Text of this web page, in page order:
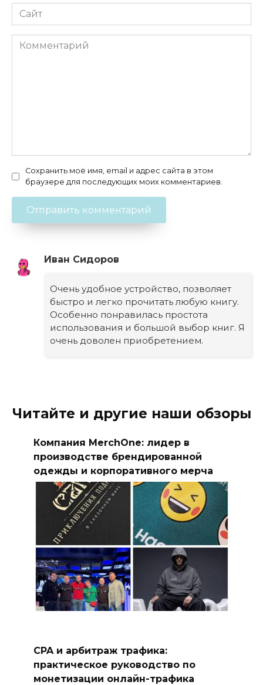
Сайт
Комментарий
Сохранить моё имя, email и адрес сайта в этом
браузере для последующих моих комментариев.
Иван Сидоров
Очень удобное устройство, позволяет
быстро и легко прочитать любую книгу.
Особенно понравилась простота
использования и большой выбор книг. Я
очень доволен приобретением.
Читайте и другие наши обзоры
Компания MerchOne: лидер в
производстве брендированной
одежды и корпоративного мерча
CPA и арбитраж трафика:
практическое руководство по
монетизации онлайн-трафика